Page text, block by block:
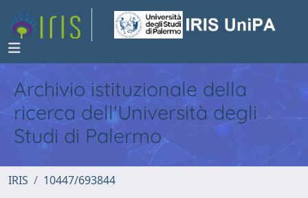
Archivio istituzionale della
ricerca dell'Università degli
Studi di Palermo
IRIS 10447/693844